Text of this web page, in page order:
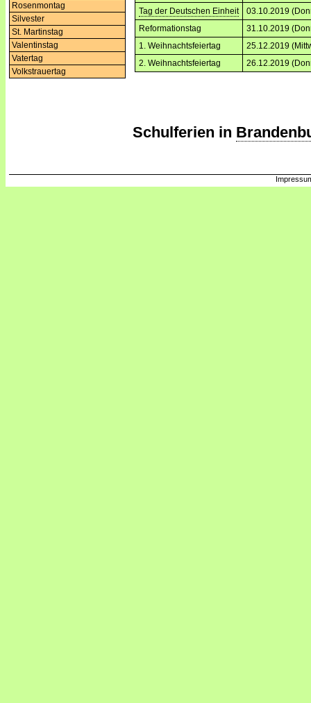
Rosenmontag
Silvester
St. Martinstag
Valentinstag
Vatertag
Volkstrauertag
Tag der Deutschen Einheit
03.10.2019
Reformationstag
31.10.2019
1. Weihnachtsfeiertag
25.12.2019
2. Weihnachtsfeiertag
26.12.2019
Schulferien in